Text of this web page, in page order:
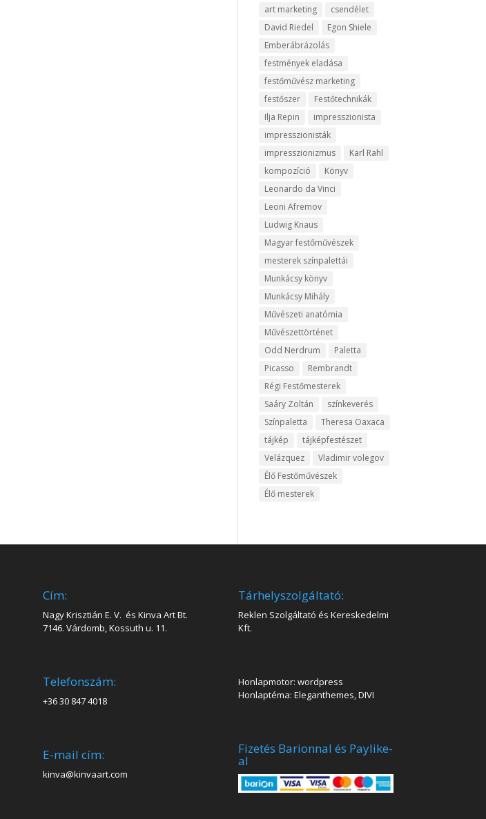
art marketing
csendélet
David Riedel
Egon Shiele
Emberábrázolás
festmények eladása
festőművész marketing
festőszer
Festőtechnikák
Ilja Repin
impresszionista
impresszionisták
impresszionizmus
Karl Rahl
kompozíció
Könyv
Leonardo da Vinci
Leoni Afremov
Ludwig Knaus
Magyar festőművészek
mesterek színpalettái
Munkácsy könyv
Munkácsy Mihály
Művészeti anatómia
Művészettörténet
Odd Nerdrum
Paletta
Picasso
Rembrandt
Régi Festőmesterek
Saáry Zoltán
színkeverés
Színpaletta
Theresa Oaxaca
tájkép
tájképfestészet
Velázquez
Vladimir volegov
Élő Festőművészek
Élő mesterek
Cím:
Nagy Krisztián E. V. és Kinva Art Bt.
7146. Várdomb, Kossuth u. 11.
Telefonszám:
+36 30 847 4018
E-mail cím:
kinva@kinvaart.com
Tárhelyszolgáltató:
Reklen Szolgáltató és Kereskedelmi
Kft.
Honlapmotor: wordpress
Honlaptéma: Eleganthemes, DIVI
Fizetés Barionnal és Paylike-
al